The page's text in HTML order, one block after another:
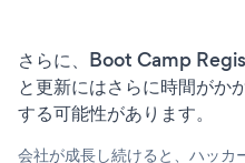
さらに、Boot Camp
と更新にはさらに時間がか
する可能性があります。
会社が成長し続けると、ハッ